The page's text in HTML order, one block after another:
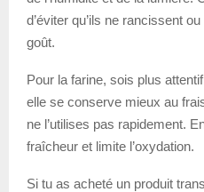
d’éviter qu’ils ne rancissent
goût.
Pour la farine, sois plus
elle se conserve mieux au
ne l’utilises pas rapidement.
fraîcheur et limite l’oxydation.
Si tu as acheté un produit